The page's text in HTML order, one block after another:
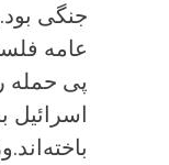
جنگی
پی حمله
اسرائیل